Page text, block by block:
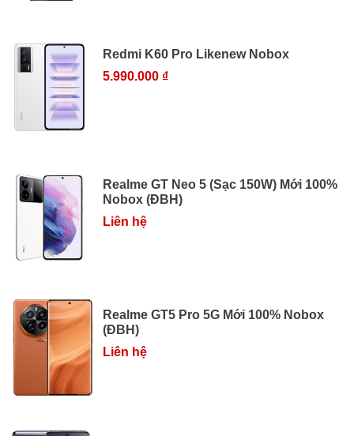
Redmi K60 Pro Likenew Nobox
5.990.000 ₫
Realme GT Neo 5 (Sạc 150W) Mới 100%
Nobox (ĐBH)
Liên hệ
Realme GT5 Pro 5G Mới 100% Nobox
(ĐBH)
Liên hệ